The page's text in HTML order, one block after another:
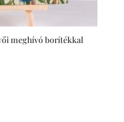
meghívó borítékkal